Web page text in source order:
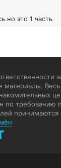
но это 1 часть
какого лешего
космические
Эмулятора
материалы. Весь
по требованию
принимаются